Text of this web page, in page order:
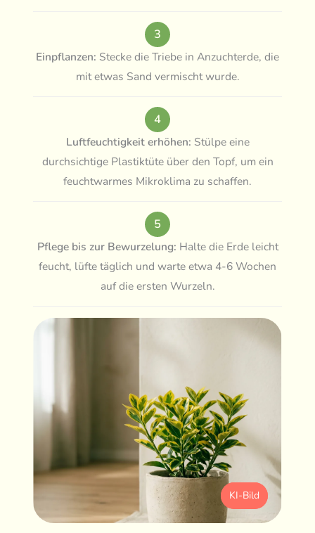
3
Einpflanzen: Stecke die Triebe in Anzuchterde, die
mit etwas Sand vermischt wurde.
4
Luftfeuchtigkeit erhöhen: Stülpe eine
durchsichtige Plastiktüte über den Topf, um ein
feuchtwarmes Mikroklima zu schaffen.
5
Pflege bis zur Bewurzelung: Halte die Erde leicht
feucht, lüfte täglich und warte etwa 4-6 Wochen
auf die ersten Wurzeln.
KI-Bild